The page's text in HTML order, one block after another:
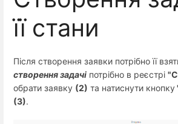
її стани
Після створення заявки потрібно її
створення задачі потрібно в реєстрі
обрати заявку (2) та натиснути кнопку
(3).